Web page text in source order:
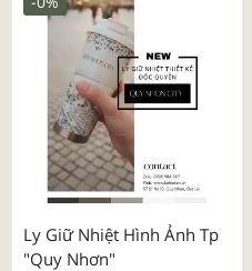
Ly Giữ Nhiệt Hình Ảnh Tp
"quy Nhơn"